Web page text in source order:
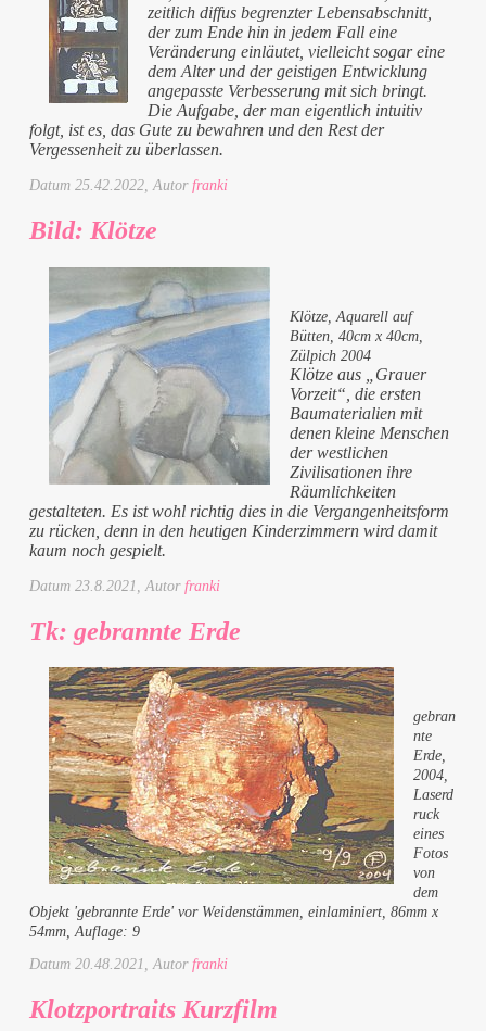
zeitlich diffus begrenzter Lebensabschnitt,
der zum Ende hin in jedem Fall eine
Veränderung einläutet, vielleicht sogar eine
dem Alter und der geistigen Entwicklung
angepasste Verbesserung mit sich bringt.
Die Aufgabe, der man eigentlich intuitiv
folgt, ist es, das Gute zu bewahren und den Rest der
Vergessenheit zu überlassen.
Datum 25.42.2022 , Autor franki
Bild: Klötze
Klötze, Aquarell auf
Bütten, 40cm x 40cm,
Zülpich 2004
Klötze aus „Grauer
Vorzeit“, die ersten
Baumaterialien mit
denen kleine Menschen
der westlichen
Zivilisationen ihre
Räumlichkeiten
gestalteten. Es ist wohl richtig dies in die Vergangenheitsform
zu rücken, denn in den heutigen Kinderzimmern wird damit
kaum noch gespielt.
Datum 23.8.2021 , Autor franki
Tk: gebrannte Erde
gebran
nte
Erde,
2004,
Laserd
ruck
eines
Fotos
von
dem
Objekt 'gebrannte Erde' vor Weidenstämmen, einlaminiert, 86mm x
54mm, Auflage: 9
Datum20.48.2021 , Autorfranki
Klotzportraits Kurzfilm